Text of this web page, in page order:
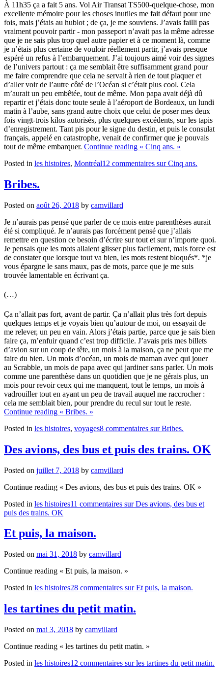
À 11h35 ça a fait 5 ans. Vol Air Transat TS500-quelque-chose, mon
excellente mémoire pour les choses inutiles me fait défaut pour une
fois, mais j’étais au hublot ; de ça, je me souviens. J’avais failli pas
vraiment pouvoir partir - mon passeport n’avait pas la même adresse
que je ne sais plus trop quel autre papier et à ce moment là, comme
je n’étais plus certaine de vouloir réellement partir, j’avais presque
espéré un refus à l’embarquement. J’ai toujours aimé voir des signes
de l’univers partout : ça me semblait être suffisamment grand pour
me faire comprendre que cela ne servait à rien de tout plaquer et
d’aller voir de l’autre côté de l’Océan si c’était plus cool. Cela
m’aurait un peu embêtée, tout de même. Mon papa avait déjà dû
repartir et j’étais donc toute seule à l’aéroport de Bordeaux, un lundi
matin à l’aube, sans grand autre choix que celui de poser mes deux
fois vingt-trois kilos autorisés, plus quelques excédents, sur les tapis
d’enregistrement. Tant pis pour le signe du destin, et puis le consulat
français, appelé en catastrophe, venait de confirmer que je pouvais
tout de même embarquer. Continue reading « Cinq ans. »
Posted in les histoires, Montréal12 commentaires sur Cinq ans.
Bribes.
Posted on août 26, 2018 by camvillard
Je n’aurais pas pensé que parler de ce mois entre parenthèses aurait
été si compliqué. Je n’aurais pas forcément pensé que j’allais
remettre en question ce besoin d’écrire sur tout et sur n’importe quoi.
Je pensais que les mots allaient glisser plus facilement, mais force est
de constater que lorsque tout va bien, les mots restent bloqués*. *je
vous épargne le sans maux, pas de mots, parce que je me suis
trouvée lamentable en écrivant ça.
(…)
Ça n’allait pas fort, avant de partir. Ça n’allait plus très fort depuis
quelques temps et je voyais bien qu’autour de moi, on essayait de
me relever, un peu en vain. Alors j’étais partie, parce que je sais bien
faire ça, m’enfuir quand c’est trop difficile. J’avais pris mes billets
d’avion sur un coup de tête, un mois à la maison, ça ne peut que me
faire du bien. Un mois d’océan, un mois de maman avec qui jouer
au Scrabble, un mois de papa avec qui jardiner sans parler. Un mois
comme une parenthèse dans un quotidien que je ne gérais plus, un
mois pour revoir ceux qui me manquent, tout le temps, un mois à
vadrouiller tout en ayant un peu de travail auquel me raccrocher :
cela me semblait bien, pour prendre du recul sur tout le reste.
Continue reading « Bribes. »
Posted in les histoires, voyages8 commentaires sur Bribes.
Des avions, des bus et puis des trains. OK
Posted on juillet 7, 2018 by camvillard
Continue reading « Des avions, des bus et puis des trains. OK »
Posted in les histoires11 commentaires sur Des avions, des bus et
puis des trains. OK
Et puis, la maison.
Posted on mai 31, 2018 by camvillard
Continue reading « Et puis, la maison. »
Posted in les histoires28 commentaires sur Et puis, la maison.
les tartines du petit matin.
Posted on mai 3, 2018 by camvillard
Continue reading « les tartines du petit matin. »
Posted in les histoires12 commentaires sur les tartines du petit matin.